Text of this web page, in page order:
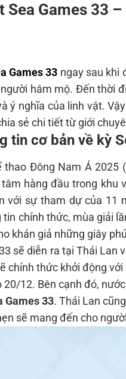
Sea Games 33
Games 33 ngay sau khi
hâm mộ. Đến thời
ý nghĩa của linh vật.
sẻ chi tiết từ giới
tin cơ bản về kỳ
thao Đông Nam Á 2025
hàng đầu trong khu
với sự tham dự của 11
tin chính thức, mùa giải
khán giả những giây
sẽ diễn ra tại Thái Lan
chính thức khởi động
20/12. Bên cạnh đó,
Games 33. Thái Lan
sẽ mang đến cho